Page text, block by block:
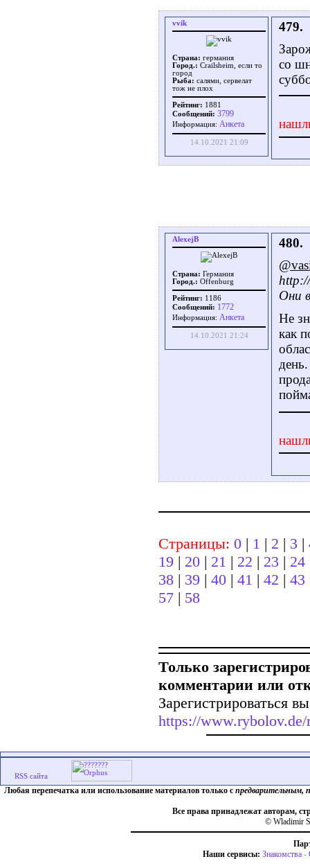
vvik
Страна: германия
Город.: Crailsheim, если то
город
Рыба: салями, сервелат
тож не плох
Рейтинг: 1881
Сообщений: 3799
Информация: Aнкета
14.10.2021 21:09
479.
со
AlexejB
Страна: Германия
Город.: Offenburg
Рейтинг: 1186
Сообщений: 1772
Информация: Aнкета
14.10.2021 21:24
480.
Они
Не
как
Страницы: 0 | 1 | 2 | 3 |
19 | 20 | 21 | 22 | 23 | 24
38 | 39 | 40 | 41 | 42 | 43
57 | 58
Только
комментарии или
Зарегистрироваться
https://www.rybolov.de/
Любая перепечатка или использование материалов только с предварительным,
Все права принадлежат авторам,
© Wladimir
Наши сервисы: Знакомства -